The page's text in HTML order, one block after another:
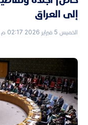
إلى العراق
الخميس 5 فبراير 2026 02:17 م